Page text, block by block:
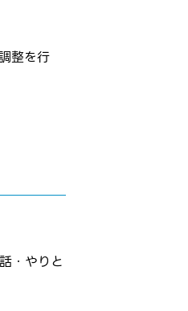
整を行
・やりと